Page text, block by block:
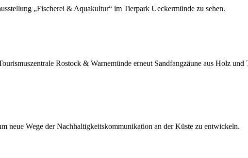
„Fischerei & Aquakultur“ im Tierpark Ueckermünde zu sehen.
Rostock & Warnemünde erneut Sandfangzäune aus Holz
neue Wege der Nachhaltigkeitskommunikation an der Küste zu entwickeln.